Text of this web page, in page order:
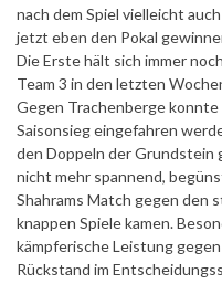
nach dem Spiel vielleicht
jetzt eben den Pokal
Die Erste hält sich immer
Team 3 in den letzten
Gegen Trachenberge
Saisonsieg eingefahren
den Doppeln der Grundstein
nicht mehr spannend,
Shahrams Match gegen den
knappen Spiele kamen.
kämpferische Leistung
Rückstand im